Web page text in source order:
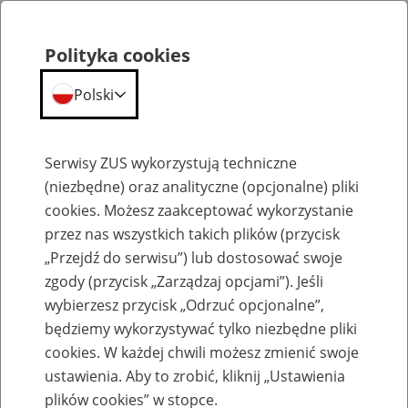
Komunikaty
Komunikat Prezesa Zakładu Ubezpieczeń
Społecznych z dnia 18 listopada 2024 r. w
Polityka cookies
Polski
Serwisy ZUS wykorzystują techniczne
(niezbędne) oraz analityczne (opcjonalne) pliki
cookies. Możesz zaakceptować wykorzystanie
przez nas wszystkich takich plików (przycisk
„Przejdź do serwisu”) lub dostosować swoje
zgody (przycisk „Zarządzaj opcjami”). Jeśli
wybierzesz przycisk „Odrzuć opcjonalne”,
będziemy wykorzystywać tylko niezbędne pliki
cookies. W każdej chwili możesz zmienić swoje
ustawienia. Aby to zrobić, kliknij „Ustawienia
plików cookies” w stopce.